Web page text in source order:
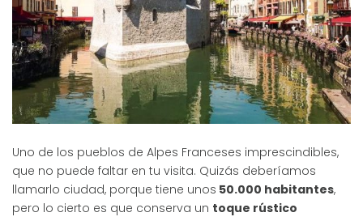
Uno de los pueblos de Alpes Franceses imprescindibles,
que no puede faltar en tu visita. Quizás deberíamos
llamarlo ciudad, porque tiene unos 50.000 habitantes,
pero lo cierto es que conserva un toque rústico